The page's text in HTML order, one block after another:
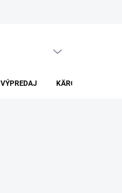
VÝPREDAJ KÄRCHER